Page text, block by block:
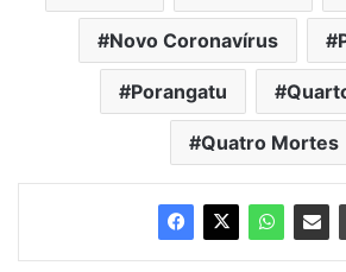
Novo Coronavírus
Porangatu
Quatro Mortes